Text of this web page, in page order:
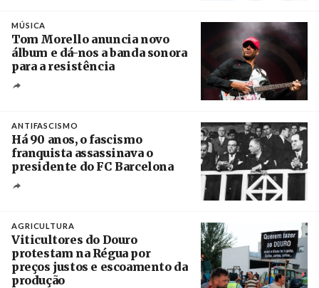
MÚSICA
Tom Morello anuncia novo
álbum e dá-nos a banda sonora
para a resistência
ANTIFASCISMO
Há 90 anos, o fascismo
franquista assassinava o
presidente do FC Barcelona
AGRICULTURA
Viticultores do Douro
protestam na Régua por
preços justos e escoamento da
produção